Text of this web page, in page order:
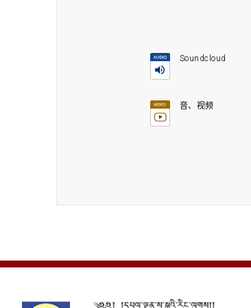
Soundcloud
音、视频